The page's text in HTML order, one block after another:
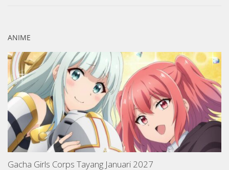
ANIME
Gacha Girls Corps Tayang Januari 2027